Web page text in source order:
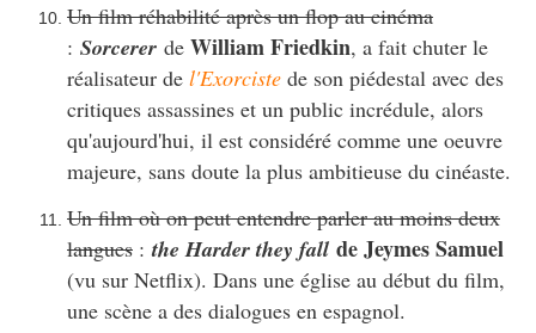
Un film réhabilité après un flop au cinéma
: Sorcerer de William Friedkin, a fait chuter le
réalisateur de l'Exorciste de son piédestal avec des
critiques assassines et un public incrédule, alors
qu'aujourd'hui, il est considéré comme une oeuvre
majeure, sans doute la plus ambitieuse du cinéaste.
Un film où on peut entendre parler au moins deux
langues :the Harder they fall de Jeymes Samuel
(vu sur Netflix). Dans une église au début du film,
une scène a des dialogues en espagnol.